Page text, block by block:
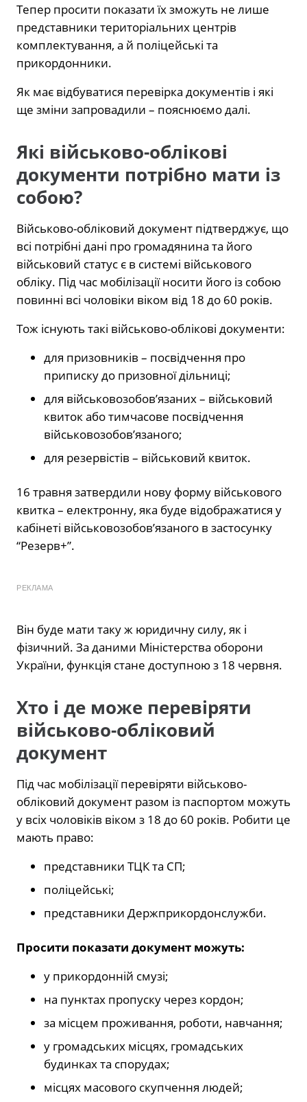
Тепер просити показати їх зможуть не лише
представники територіальних центрів
комплектування, а й поліцейські та
прикордонники.
Як має відбуватися перевірка документів і які
ще зміни запровадили – пояснюємо далі.
Які військово-облікові
документи потрібно мати із
собою?
Військово-обліковий документ підтверджує, що
всі потрібні дані про громадянина та його
військовий статус є в системі військового
обліку. Під час мобілізації носити його із собою
повинні всі чоловіки віком від 18 до 60 років.
Тож існують такі військово-облікові документи:
для призовників – посвідчення про
приписку до призовної дільниці;
для військовозобов’язаних – військовий
квиток або тимчасове посвідчення
військовозобов’язаного;
для резервістів – військовий квиток.
16 травня затвердили нову форму військового
квитка – електронну, яка буде відображатися у
кабінеті військовозобов’язаного в застосунку
“Резерв+”.
РЕКЛАМА
Він буде мати таку ж юридичну силу, як і
фізичний. За даними Міністерства оборони
України, функція стане доступною з 18 червня.
Хто і де може перевіряти
військово-обліковий
документ
Під час мобілізації перевіряти військово-
обліковий документ разом із паспортом можуть
у всіх чоловіків віком з 18 до 60 років. Робити це
мають право:
представники ТЦК та СП;
поліцейські;
представники Держприкордонслужби.
Просити показати документ можуть:
у прикордонній смузі;
на пунктах пропуску через кордон;
за місцем проживання, роботи, навчання;
у громадських місцях, громадських
будинках та спорудах;
місцях масового скупчення людей;